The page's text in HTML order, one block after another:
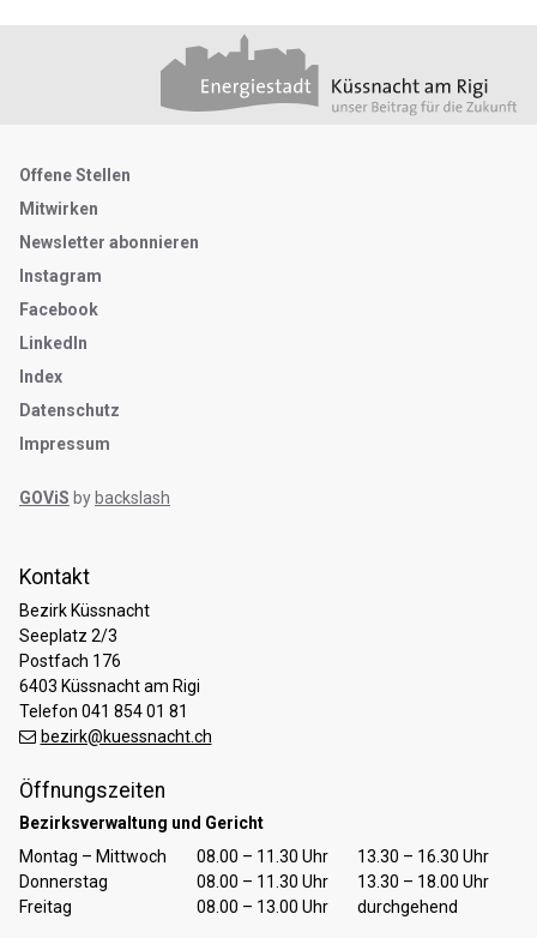
Kontakt
Bezirk Küssnacht
Seeplatz 2/3
Postfach 176
6403 Küssnacht am Rigi
Telefon 041 854 01 81
bezirk@kuessnacht.ch
Öffnungszeiten
Bezirksverwaltung und Gericht
TagÖffnungszeiten Vormittag Öffnungszeiten Nachmittag
Montag – Mittwoch 08.00 – 11.30 Uhr
13.30 – 16.30 Uhr
Donnerstag
08.00 – 11.30 Uhr
13.30 – 18.00 Uhr
Freitag
08.00 – 13.00 Uhr durchgehend
Metanavigation
Offene Stellen
Mitwirken
Newsletter abonnieren
Instagram
Facebook
LinkedIn
Index
Datenschutz
Impressum
GOViS by backslash